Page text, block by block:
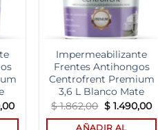
opciones
se
pueden
elegir
en
la
página
de
El
Impermeabilizante
Frentes Antihongos
Centrofrent Premium
3,6 L Blanco Mate
$1.862,00 El
precio
original
$1.490,00El